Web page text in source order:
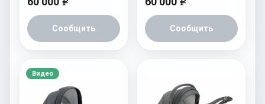
Сообщить Сообщить
Видео